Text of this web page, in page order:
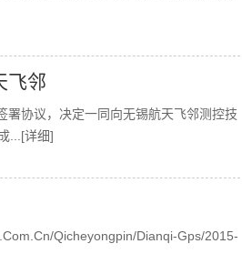
飞邻
协议，决定一同向无锡航天飞邻测控技
...[详细]
qicheyongpin/dianqi-Gps/2015-